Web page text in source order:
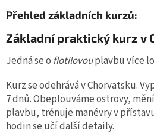
Přehled základních kurzů:
Základní praktický kurz v
Jedná se o flotilovouplavbu více
Kurz se odehrává v Chorvatsku.
7 dnů. Obeplouváme ostrovy,
plavbu, trénuje manévry v
hodin se učí další detaily.